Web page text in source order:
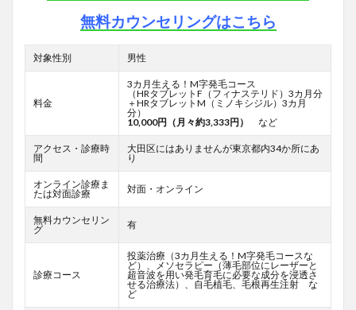
無料カウンセリングはこちら
対象性別 男性
料金
3カ月生える！M字発毛コース
（HRタブレットF （フィナステリド）3カ月分
＋HRタブレットM（ミノキシジル）3カ月
分）
10,000円（月々約3,333円） など
アクセス・診療時
間
大田区にはありませんが東京都内34か所にあ
り
オンライン診療ま
たは対面診療
対面・オンライン
無料カウンセリン
グ
有
診療コース
投薬治療（3カ月生える！M字発毛コースな
ど）、メソセラピー（薄毛部位にレーザーと
超音波を用い発毛育毛に必要な成分を浸透さ
せる治療法）、自毛植毛、毛根再生注射 な
ど